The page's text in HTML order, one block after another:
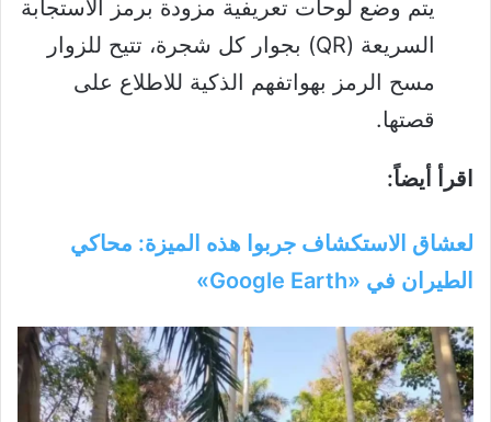
يتم وضع لوحات تعريفية مزودة برمز الاستجابة
السريعة (QR) بجوار كل شجرة، تتيح للزوار
مسح الرمز بهواتفهم الذكية للاطلاع على
قصتها.
اقرأ أيضاً:
لعشاق الاستكشاف جربوا هذه الميزة: محاكي
الطيران في «Google Earth»